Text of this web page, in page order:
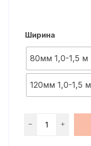
Ширина
80мм 1,0-1,5 м
120мм 1,0-1,5 м